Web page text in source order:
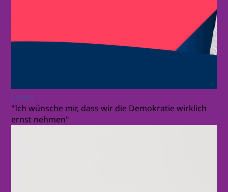
Lesen
"Ich wünsche mir, dass wir die Demokratie wirklich
ernst nehmen"